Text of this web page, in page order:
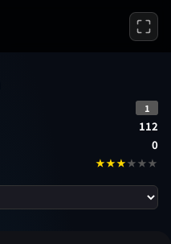
1
112
0
★★★★★★